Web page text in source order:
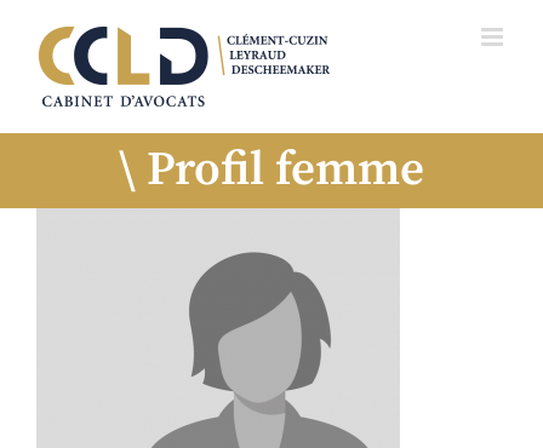
Profil femme